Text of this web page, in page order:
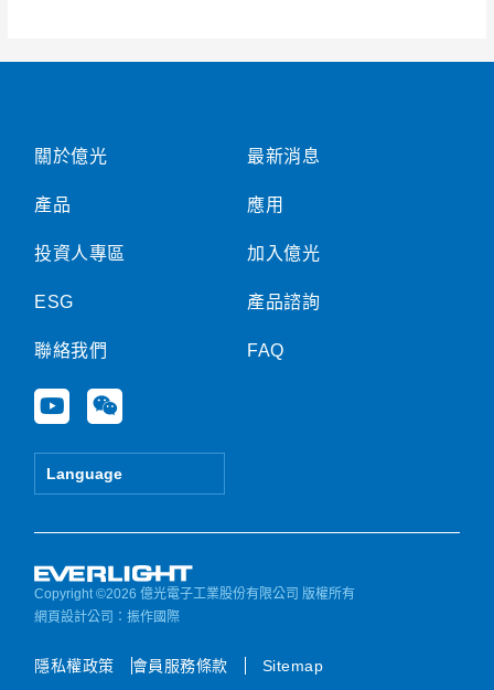
關於億光
產品
投資人專區
ESG
聯絡我們
Y
o
u
e
W
e
i
Language
最新消息
應用
加入億光
產品諮詢
FAQ
Copyright ©2026 億光電子工業股份有限公司 版權所有
網頁設計公司 ：振作國際
隱私權政策 會員服務條款 Sitemap